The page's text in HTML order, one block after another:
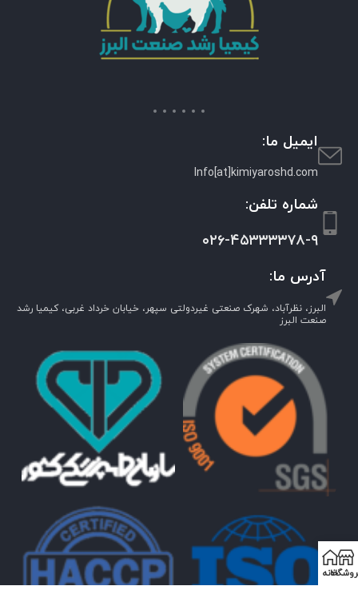
ایمیل ما:
Info[at]kimiyaroshd.com
شماره تلفن:
۰۲۶-۴۵۳۳۳۳۷۸-۹
آدرس ما:
البرز، نظرآباد، شهرک صنعتی غیردولتی سپهر، خیابان خرداد غربی، کیمیا رشد
صنعت البرز
خانه